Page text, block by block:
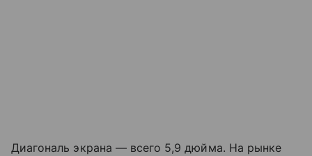
Диагональ экрана — всего 5,9 дюйма. На рынке